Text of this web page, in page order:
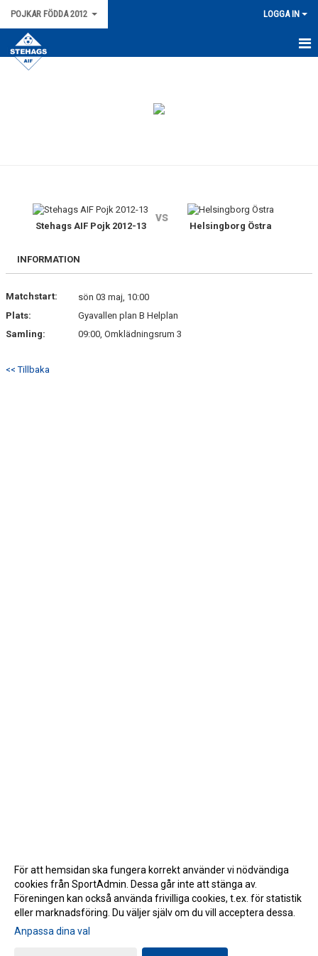
POJKAR FÖDDA 2012 LOGGA IN
HEM
MATCHER
NYHETER
Stehags AIF Pojk 2012-13
vs
Helsingborg Östra
INFORMATION
Matchstart:
sön 03 maj, 10:00
Plats:
Gyavallen plan B Helplan
Samling:
09:00, Omklädningsrum 3
<< Tillbaka
Gå till Webbversion
För att hemsidan ska fungera korrekt använder vi nödvändiga
cookies från SportAdmin. Dessa går inte att stänga av.
Föreningen kan också använda frivilliga cookies, t.ex. för statistik
eller marknadsföring. Du väljer själv om du vill acceptera dessa.
Anpassa dina val